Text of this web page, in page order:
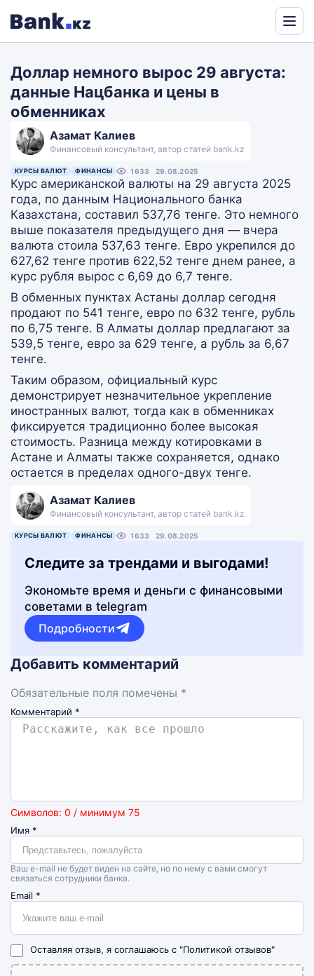
Translate
Доллар немного вырос 29 августа:
данные Нацбанка и цены в
обменниках
Азамат Калиев
Финансовый консультант, автор статей bank.kz
КУРСЫ ВАЛЮТ ФИНАНСЫ 1633 29.08.2025
Курс американской валюты на 29 августа 2025
года, по данным Национального банка
Казахстана, составил 537,76 тенге. Это немного
выше показателя предыдущего дня — вчера
валюта стоила 537,63 тенге. Евро укрепился до
627,62 тенге против 622,52 тенге днем ранее, а
курс рубля вырос с 6,69 до 6,7 тенге.
В обменных пунктах Астаны доллар сегодня
продают по 541 тенге, евро по 632 тенге, рубль
по 6,75 тенге. В Алматы доллар предлагают за
539,5 тенге, евро за 629 тенге, а рубль за 6,67
тенге.
Таким образом, официальный курс
демонстрирует незначительное укрепление
иностранных валют, тогда как в обменниках
фиксируется традиционно более высокая
стоимость. Разница между котировками в
Астане и Алматы также сохраняется, однако
остается в пределах одного-двух тенге.
Азамат Калиев
Финансовый консультант, автор статей bank.kz
КУРСЫ ВАЛЮТ ФИНАНСЫ 1633 29.08.2025
Следите за трендами и выгодами!
Экономьте время и деньги с финансовыми
советами в telegram
Подробности
Добавить комментарий
Обязательные поля помечены *
Комментарий *
Символов: 0 / минимум 75
Имя *
Ваш e-mail не будет виден на сайте, но по нему с вами смогут
связаться сотрудники банка.
Email *
Оставляя отзыв, я соглашаюсь с "Политикой отзывов"